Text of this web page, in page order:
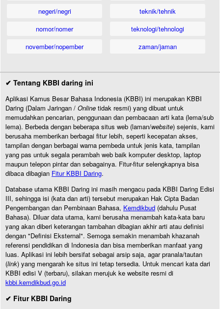
negeri/negri
nomor/nomer
november/nopember
teknik/tehnik
teknologi/tehnologi
zaman/jaman
✔ Tentang KBBI daring ini
Aplikasi Kamus Besar Bahasa Indonesia (KBBI) ini merupakan KBBI
Daring (Dalam Jaringan / Online tidak resmi) yang dibuat untuk
memudahkan pencarian, penggunaan dan pembacaan arti kata (lema/sub
lema). Berbeda dengan beberapa situs web (laman/website) sejenis, kami
berusaha memberikan berbagai fitur lebih, seperti kecepatan akses,
tampilan dengan berbagai warna pembeda untuk jenis kata, tampilan
yang pas untuk segala perambah web baik komputer desktop, laptop
maupun telepon pintar dan sebagainya. Fitur-fitur selengkapnya bisa
dibaca dibagian Fitur KBBI Daring.
Database utama KBBI Daring ini masih mengacu pada KBBI Daring Edisi
III, sehingga isi (kata dan arti) tersebut merupakan Hak Cipta Badan
Pengembangan dan Pembinaan Bahasa, Kemdikbud (dahulu Pusat
Bahasa). Diluar data utama, kami berusaha menambah kata-kata baru
yang akan diberi keterangan tambahan dibagian akhir arti atau definisi
dengan "Definisi Eksternal". Semoga semakin menambah khazanah
referensi pendidikan di Indonesia dan bisa memberikan manfaat yang
luas. Aplikasi ini lebih bersifat sebagai arsip saja, agar pranala/tautan
(link) yang mengarah ke situs ini tetap tersedia. Untuk mencari kata dari
KBBI edisi V (terbaru), silakan merujuk ke website resmi di
kbbi.kemdikbud.go.id
✔ Fitur KBBI Daring